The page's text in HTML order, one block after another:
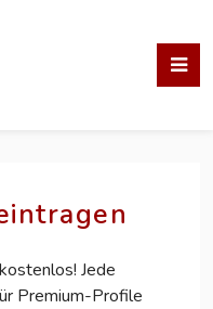
Jede
Premium-Profile